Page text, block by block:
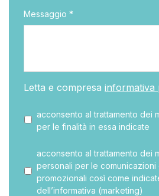
Messaggio *
Letta e compresa informativa
acconsento al trattamento dei
per le finalità in essa indicate
acconsento al trattamento dei
personali per le comunicazioni
promozionali così come
dell’informativa (marketing)